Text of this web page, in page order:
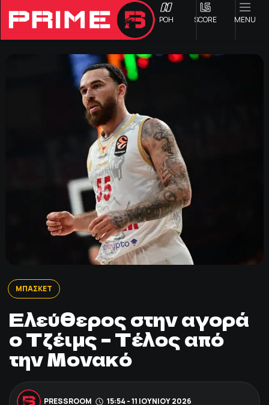
ΡΟΗ SCORE MENU
Β1 ΕΠΣΗ
ΠΟΔΟΣΦΑΙΡΟ
ΑΛΛΑ ΣΠΟΡ
PRIME ZONE
ΕΠΙΚΑΙΡΟΤΗΤΑ
ΜΠΑΣΚΕΤ
Ελεύθερος στην αγορά
ο Τζέιμς – Τέλος από
την Μονακό
PRESSROOM 15:54 - 11 ΙΟΥΝΊΟΥ 2026